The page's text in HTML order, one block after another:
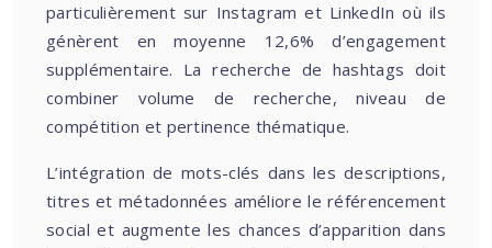
particulièrement sur Instagram et LinkedIn où ils
génèrent en moyenne 12,6% d’engagement
supplémentaire. La recherche de hashtags doit
combiner volume de recherche, niveau de
compétition et pertinence thématique.
L’intégration de mots-clés dans les descriptions,
titres et métadonnées améliore le référencement
social et augmente les chances d’apparition dans